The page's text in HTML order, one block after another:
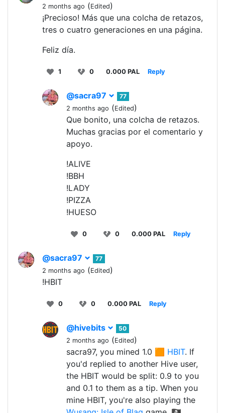
2 months ago (Edited)
¡Precioso! Más que una colcha de retazos,
tres o cuatro generaciones en una página.
Feliz día.
1 0 0.000 PAL Reply
@sacra97
77
2 months ago (Edited)
Que bonito, una colcha de retazos.
Muchas gracias por el comentario y
apoyo.
!ALIVE
!BBH
!LADY
!PIZZA
!HUESO
0 0 0.000 PAL Reply
@sacra97
77
2 months ago (Edited)
!HBIT
0 0 0.000 PAL Reply
@hivebits
50
2 months ago (Edited)
sacra97, you mined 1.0 🟧 HBIT. If
you'd replied to another Hive user,
the HBIT would be split: 0.9 to you
and 0.1 to them as a tip. When you
mine HBIT, you're also playing the